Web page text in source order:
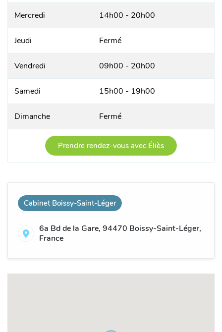
Cabinet Boissy-Saint-Léger
6a Bd de la Gare, 94470 Boissy-Saint-Léger,
France
Mercredi 14h00 - 20h00
Jeudi Fermé
Vendredi 09h00 - 20h00
Samedi 15h00 - 19h00
Dimanche Fermé
Prendre rendez-vous avec Éliès